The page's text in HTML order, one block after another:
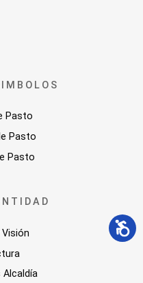
Pasto
Pasto
Pasto
Alcaldía